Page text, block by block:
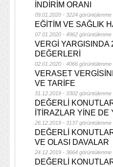
İNDİRİM ORANI
09.01.2020 - 3224 görüntülenme
EĞİTİM VE SAĞLIK
07.01.2020 - 4962 görüntülenme
VERGİ YARGISINDA
DEĞERLERİ
02.01.2020 - 4066 görüntülenme
VERASET
VE TARİFE
31.12.2019 - 3302 görüntülenme
DEĞERLİ
İTİRAZLAR YİNE DE
26.12.2019 - 3137 görüntülenme
DEĞERLİ
VE OLASI DAVALAR
24.12.2019 - 3664 görüntülenme
DEĞERLİ